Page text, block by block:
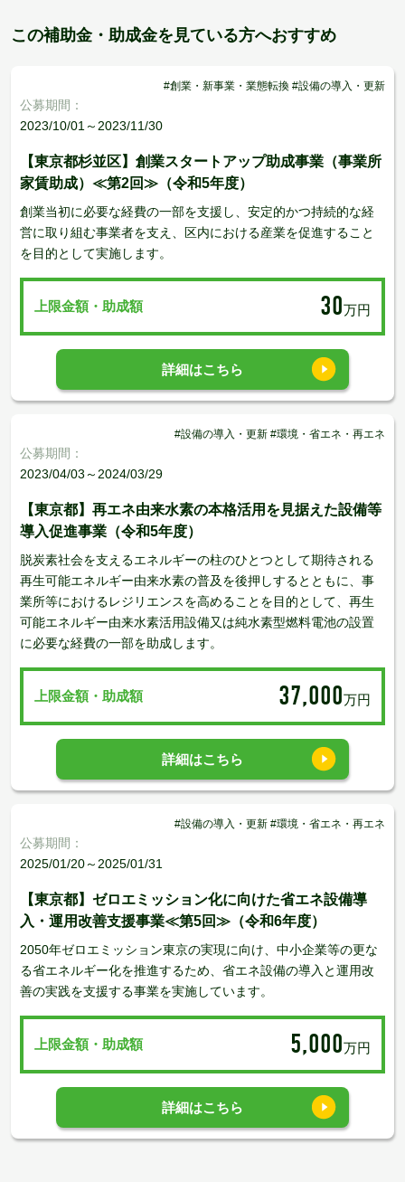
この補助金・助成金を見ている方へおすすめ
#創業・新事業・業態転換 #設備の導入・更新
公募期間：
2023/10/01～2023/11/30
【東京都杉並区】創業スタートアップ助成事業（事業所
家賃助成）≪第2回≫（令和5年度）
創業当初に必要な経費の一部を支援し、安定的かつ持続的な経
営に取り組む事業者を支え、区内における産業を促進すること
を目的として実施します。
上限金額・助成額 30万円
詳細はこちら
#設備の導入・更新 #環境・省エネ・再エネ
公募期間：
2023/04/03～2024/03/29
【東京都】再エネ由来水素の本格活用を見据えた設備等
導入促進事業（令和5年度）
脱炭素社会を支えるエネルギーの柱のひとつとして期待される
再生可能エネルギー由来水素の普及を後押しするとともに、事
業所等におけるレジリエンスを高めることを目的として、再生
可能エネルギー由来水素活用設備又は純水素型燃料電池の設置
に必要な経費の一部を助成します。
上限金額・助成額 37,000万円
詳細はこちら
#設備の導入・更新 #環境・省エネ・再エネ
公募期間：
2025/01/20～2025/01/31
【東京都】ゼロエミッション化に向けた省エネ設備導
入・運用改善支援事業≪第5回≫（令和6年度）
2050年ゼロエミッション東京の実現に向け、中小企業等の更な
る省エネルギー化を推進するため、省エネ設備の導入と運用改
善の実践を支援する事業を実施しています。
上限金額・助成額 5,000万円
詳細はこちら